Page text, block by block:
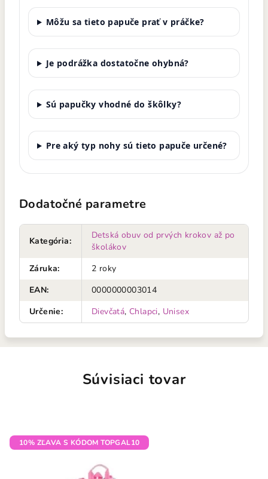
Môžu sa tieto papuče prať v práčke?
Je podrážka dostatočne ohybná?
Sú papučky vhodné do škôlky?
Pre aký typ nohy sú tieto papuče určené?
Dodatočné parametre
Kategória:
Detská obuv od prvých krokov až po
školákov
Záruka:
2 roky
EAN:
0000000003014
Určenie: Dievčatá, Chlapci, Unisex
Súvisiaci tovar
10% ZĽAVA S KÓDOM TOPGAL10